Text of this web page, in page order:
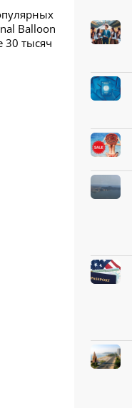
Balloon
30 тысяч